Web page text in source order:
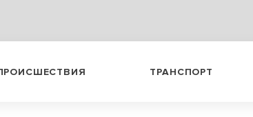
ТРАНСПОРТ